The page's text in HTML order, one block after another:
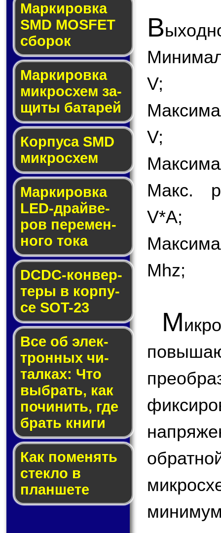
Мар­ки­ров­ка
SMD MOSFET
сбо­рок
Мар­ки­ров­ка
мик­ро­схем за­
щи­ты ба­та­рей
Корпуса SMD
мик­ро­схем
Маркировка
LED-драй­ве­
ров пе­ре­мен­
но­го то­ка
DCDC-кон­вер­
те­ры в кор­пу­
се SOT-23
Все об элек­
трон­ных чи­
тал­ках: Что
выб­рать, как
по­чи­нить, где
брать кни­ги
Как по­ме­нять
стек­ло в
планшете
В
V;
V;
Макс.
V*A;
Mhz;
М